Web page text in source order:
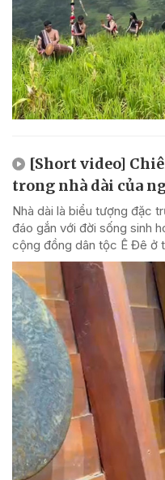
[Short video]
trong nhà dài của
Nhà dài là biểu tượng đặc
đáo gắn với đời sống sinh
cộng đồng dân tộc Ê Đê ở